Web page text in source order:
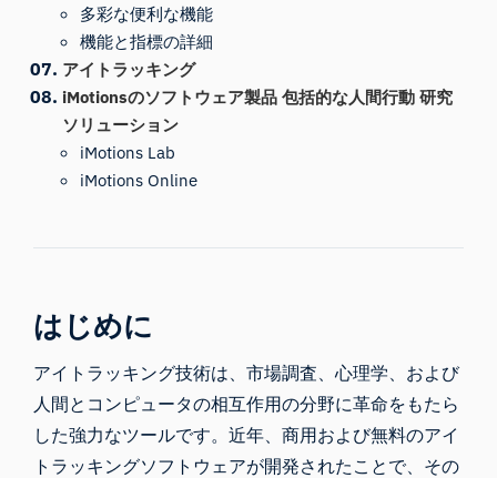
多彩な便利な機能
機能と指標の詳細
アイトラッキング
iMotionsのソフトウェア製品 包括的な人間行動 研究
ソリューション
iMotions Lab
iMotions Online
はじめに
アイトラッキング技術は、市場調査、心理学、および
人間とコンピュータの相互作用の分野に革命をもたら
した強力なツールです。近年、商用および無料のアイ
トラッキングソフトウェアが開発されたことで、その